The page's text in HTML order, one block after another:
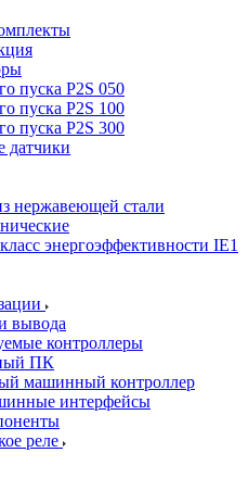
пуска P2S 050
пуска P2S 100
пуска P2S 300
датчики
нержавеющей стали
энергоэффективности IE1
вывода
контроллеры
ПК
машинный контроллер
интерфейсы
реле